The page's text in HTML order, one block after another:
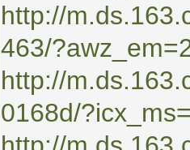
http://
463/
http://
0168d/